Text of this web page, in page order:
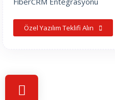
Özel Yazılım Teklifi Alın